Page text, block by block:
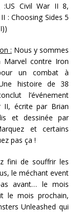
:US Civil War II 8,
: Choosing Sides 5
: Nous y sommes
Marvel contre Iron
un combat à
histoire de 38
l’événement
II, écrite par Brian
et dessinée par
et certains
pas ça !
fini de souffrir les
le méchant event
avant… le mois
le mois prochain,
Unleashed qui